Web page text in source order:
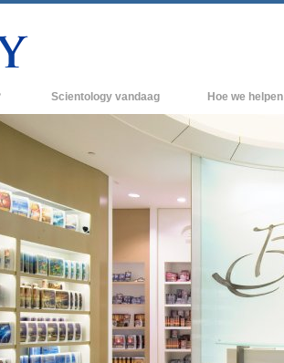
Scientology
over
Scientology
Scientology vandaag
Nieuwe Scientology Kerken
Hogere Organisaties
Flag Land Base
Freewinds
Scientology beschikbaar maken voor de
hele wereld
David Miscavige - Kerkelijk Leider van
Hoe we helpen